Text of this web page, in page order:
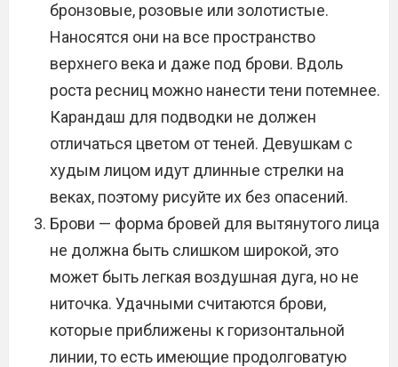
бронзовые, розовые или золотистые.
Наносятся они на все пространство
верхнего века и даже под брови. Вдоль
роста ресниц можно нанести тени потемнее.
Карандаш для подводки не должен
отличаться цветом от теней. Девушкам с
худым лицом идут длинные стрелки на
веках, поэтому рисуйте их без опасений.
Брови — форма бровей для вытянутого лица
не должна быть слишком широкой, это
может быть легкая воздушная дуга, но не
ниточка. Удачными считаются брови,
которые приближены к горизонтальной
линии, то есть имеющие продолговатую